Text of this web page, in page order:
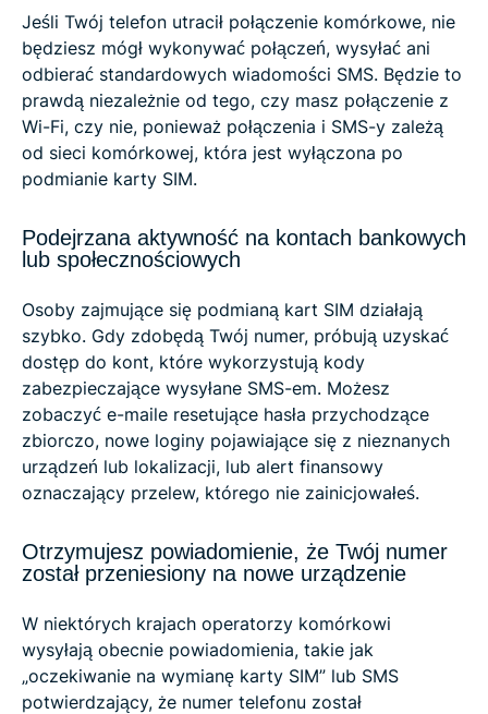
Jeśli Twój telefon utracił połączenie komórkowe, nie
będziesz mógł wykonywać połączeń, wysyłać ani
odbierać standardowych wiadomości SMS. Będzie to
prawdą niezależnie od tego, czy masz połączenie z
Wi-Fi, czy nie, ponieważ połączenia i SMS-y zależą
od sieci komórkowej, która jest wyłączona po
podmianie karty SIM.
Podejrzana aktywność na kontach bankowych
lub społecznościowych
Osoby zajmujące się podmianą kart SIM działają
szybko. Gdy zdobędą Twój numer, próbują uzyskać
dostęp do kont, które wykorzystują kody
zabezpieczające wysyłane SMS-em. Możesz
zobaczyć e-maile resetujące hasła przychodzące
zbiorczo, nowe loginy pojawiające się z nieznanych
urządzeń lub lokalizacji, lub alert finansowy
oznaczający przelew, którego nie zainicjowałeś.
Otrzymujesz powiadomienie, że Twój numer
został przeniesiony na nowe urządzenie
W niektórych krajach operatorzy komórkowi
wysyłają obecnie powiadomienia, takie jak
„oczekiwanie na wymianę karty SIM” lub SMS
potwierdzający, że numer telefonu został